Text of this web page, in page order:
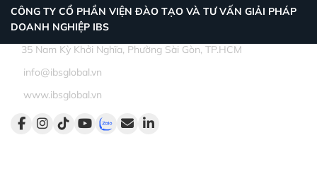
CÔNG TY CỔ PHẦN VIỆN ĐÀO TẠO VÀ TƯ VẤN GIẢI PHÁP
DOANH NGHIỆP IBS
35 Nam Kỳ Khởi Nghĩa, Phường Sài Gòn, TP.HCM
info@ibsglobal.vn
www.ibsglobal.vn